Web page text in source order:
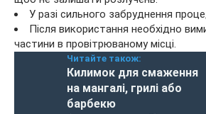
У разі сильного забруднення
Після використання необхідно
частини в провітрюваному місці.
Читайте також:
Килимок для смаження
на мангалі, грилі або
барбекю